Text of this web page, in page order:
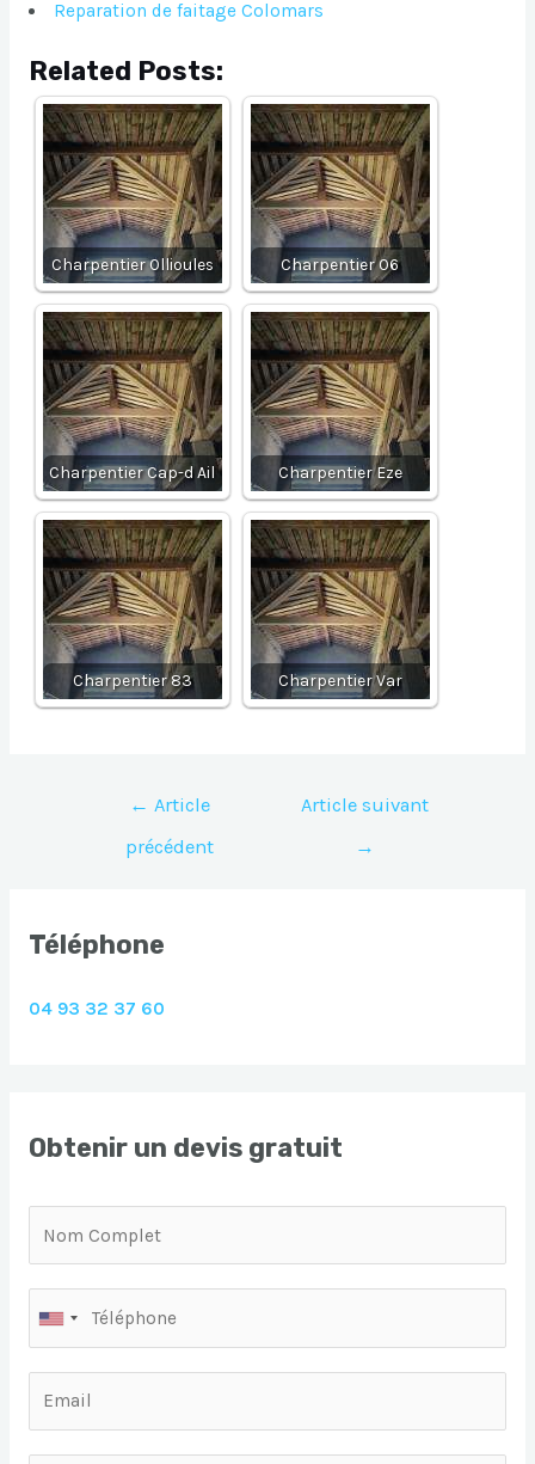
Reparation de faitage Colomars
Related Posts:
Charpentier Ollioules Charpentier 06
Charpentier Cap-d Ail Charpentier Eze
Charpentier 83 Charpentier Var
Navigation
l’article
← Article
précédent
Article suivant
→
Téléphone
04 93 32 37 60
Obtenir un devis gratuit